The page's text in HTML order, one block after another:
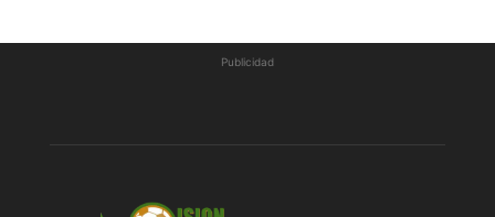
Publicidad